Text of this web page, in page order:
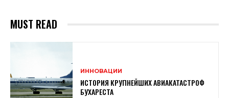
MUST READ
ИННОВАЦИИ
ИСТОРИЯ КРУПНЕЙШИХ АВИАКАТАСТРОФ
БУХАРЕСТА